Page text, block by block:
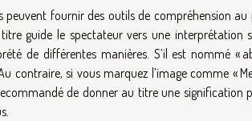
peuvent fournir des outils de compréhension
guide le spectateur vers une interprétation
de différentes manières. S’il est nommé «
si vous marquez l’image comme «
de donner au titre une signification